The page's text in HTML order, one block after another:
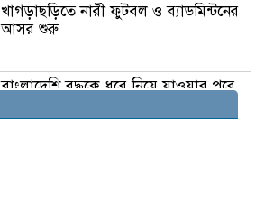
খাগড়াছড়িতে নারী ফুটবল ও ব্যাডমিন্টনের
আসর শুরু
বাংলাদেশি বৃদ্ধকে ধরে নিয়ে যাওয়ার পরে